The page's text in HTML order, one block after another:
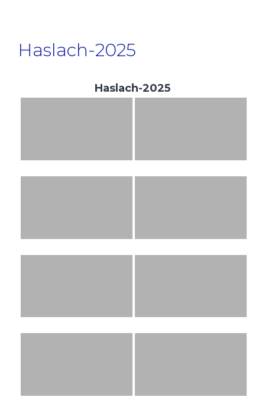
Haslach-2025
Haslach-2025